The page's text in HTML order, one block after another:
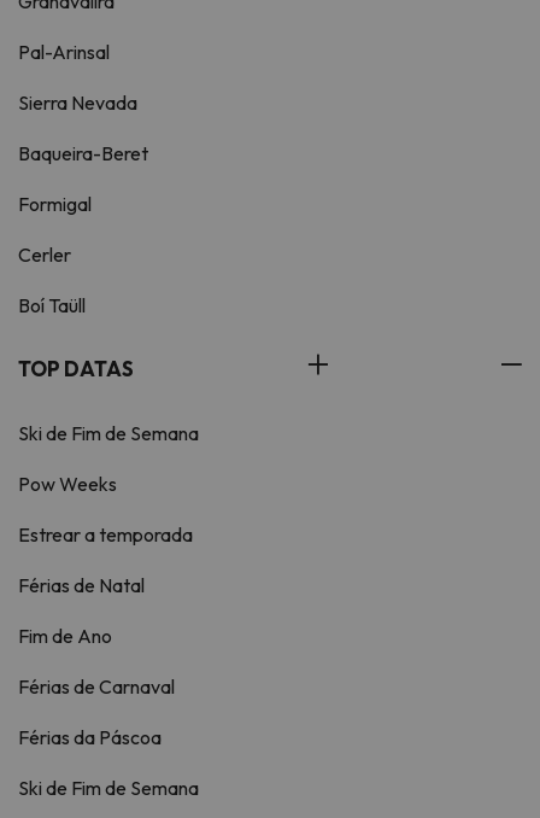
Pal-Arinsal
Sierra Nevada
Baqueira-Beret
Formigal
Cerler
Boí Taüll
TOP DATAS
Ski de Fim de Semana
Pow Weeks
Estrear a temporada
Férias de Natal
Fim de Ano
Férias de Carnaval
Férias da Páscoa
Ski de Fim de Semana